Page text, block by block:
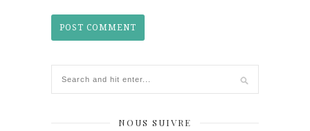
NOUS SUIVRE